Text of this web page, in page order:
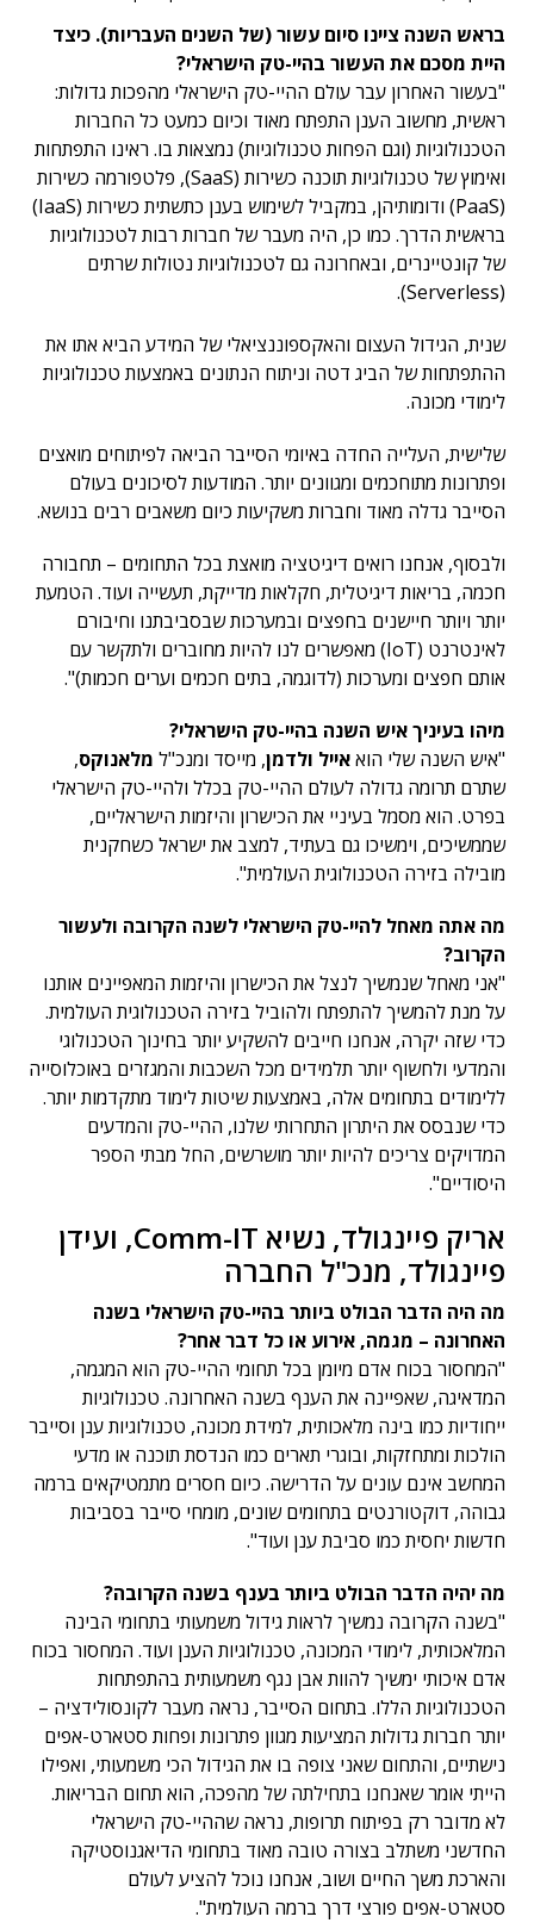
בראש השנה ציינו סיום עשור (של השנים העבריות). כיצד
היית מסכם את העשור בהיי-טק הישראלי?
"בעשור האחרון עבר עולם ההיי-טק הישראלי מהפכות גדולות:
ראשית, מחשוב הענן התפתח מאוד וכיום כמעט כל החברות
הטכנולוגיות (וגם הפחות טכנולוגיות) נמצאות בו. ראינו התפתחות
ואימוץ של טכנולוגיות תוכנה כשירות (SaaS), פלטפורמה כשירות
(PaaS) ודומותיהן, במקביל לשימוש בענן כתשתית כשירות (IaaS)
בראשית הדרך. כמו כן, היה מעבר של חברות רבות לטכנולוגיות
של קונטיינרים, ובאחרונה גם לטכנולוגיות נטולות שרתים
(Serverless).
שנית, הגידול העצום והאקספוננציאלי של המידע הביא אתו את
ההתפתחות של הביג דטה וניתוח הנתונים באמצעות טכנולוגיות
לימודי מכונה.
שלישית, העלייה החדה באיומי הסייבר הביאה לפיתוחים מואצים
ופתרונות מתוחכמים ומגוונים יותר. המודעות לסיכונים בעולם
הסייבר גדלה מאוד וחברות משקיעות כיום משאבים רבים בנושא.
ולבסוף, אנחנו רואים דיגיטציה מואצת בכל התחומים – תחבורה
חכמה, בריאות דיגיטלית, חקלאות מדייקת, תעשייה ועוד. הטמעת
יותר ויותר חיישנים בחפצים ובמערכות שבסביבתנו וחיבורם
לאינטרנט (IoT) מאפשרים לנו להיות מחוברים ולתקשר עם
אותם חפצים ומערכות (לדוגמה, בתים חכמים וערים חכמות)".
מיהו בעיניך איש השנה בהיי-טק הישראלי?
"איש השנה שלי הואאייל ולדמן, מייסד ומנכ"ל מלאנוקס,
שתרם תרומה גדולה לעולם ההיי-טק בכלל ולהיי-טק הישראלי
בפרט. הוא מסמל בעיניי את הכישרון והיזמות הישראליים,
שממשיכים, וימשיכו גם בעתיד, למצב את ישראל כשחקנית
מובילה בזירה הטכנולוגית העולמית".
מה אתה מאחל להיי-טק הישראלי לשנה הקרובה ולעשור
הקרוב?
"אני מאחל שנמשיך לנצל את הכישרון והיזמות המאפיינים אותנו
על מנת להמשיך להתפתח ולהוביל בזירה הטכנולוגית העולמית.
כדי שזה יקרה, אנחנו חייבים להשקיע יותר בחינוך הטכנולוגי
והמדעי ולחשוף יותר תלמידים מכל השכבות והמגזרים באוכלוסייה
ללימודים בתחומים אלה, באמצעות שיטות לימוד מתקדמות יותר.
כדי שנבסס את היתרון התחרותי שלנו, ההיי-טק והמדעים
המדויקים צריכים להיות יותר מושרשים, החל מבתי הספר
היסודיים".
אריק פיינגולד, נשיא Comm-IT, ועידן
פיינגולד, מנכ"ל החברה
מה היה הדבר הבולט ביותר בהיי-טק הישראלי בשנה
האחרונה – מגמה, אירוע או כל דבר אחר?
"המחסור בכוח אדם מיומן בכל תחומי ההיי-טק הוא המגמה,
המדאיגה, שאפיינה את הענף בשנה האחרונה. טכנולוגיות
ייחודיות כמו בינה מלאכותית, למידת מכונה, טכנולוגיות ענן וסייבר
הולכות ומתחזקות, ובוגרי תארים כמו הנדסת תוכנה או מדעי
המחשב אינם עונים על הדרישה. כיום חסרים מתמטיקאים ברמה
גבוהה, דוקטורנטים בתחומים שונים, מומחי סייבר בסביבות
חדשות יחסית כמו סביבת ענן ועוד".
מה יהיה הדבר הבולט ביותר בענף בשנה הקרובה?
"בשנה הקרובה נמשיך לראות גידול משמעותי בתחומי הבינה
המלאכותית, לימודי המכונה, טכנולוגיות הענן ועוד. המחסור בכוח
אדם איכותי ימשיך להוות אבן נגף משמעותית בהתפתחות
הטכנולוגיות הללו. בתחום הסייבר, נראה מעבר לקונסולידציה –
יותר חברות גדולות המציעות מגוון פתרונות ופחות סטארט-אפים
נישתיים, והתחום שאני צופה בו את הגידול הכי משמעותי, ואפילו
הייתי אומר שאנחנו בתחילתה של מהפכה, הוא תחום הבריאות.
לא מדובר רק בפיתוח תרופות, נראה שההיי-טק הישראלי
החדשני משתלב בצורה טובה מאוד בתחומי הדיאגנוסטיקה
והארכת משך החיים ושוב, אנחנו נוכל להציע לעולם
סטארט-אפים פורצי דרך ברמה העולמית".